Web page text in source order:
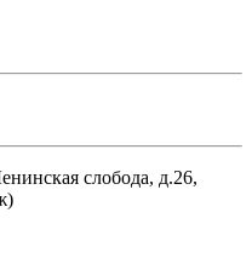
слобода, д.26,